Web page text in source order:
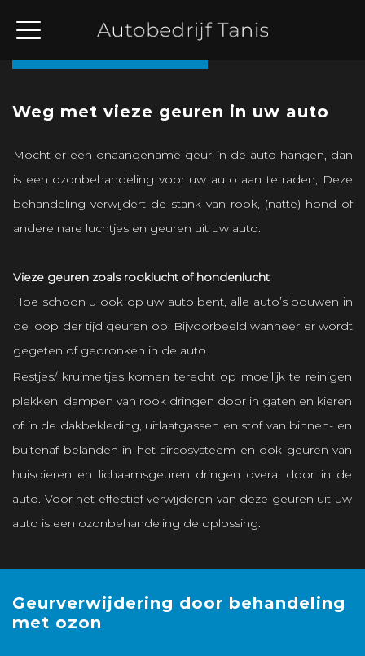
Weg met vieze geuren in uw auto
Mocht er een onaangename geur in de auto hangen, dan
is een ozonbehandeling voor uw auto aan te raden, Deze
behandeling verwijdert de stank van rook, (natte) hond of
andere nare luchtjes en geuren uit uw auto.
Vieze geuren zoals rooklucht of hondenlucht
Hoe schoon u ook op uw auto bent, alle auto’s bouwen in
de loop der tijd geuren op. Bijvoorbeeld wanneer er wordt
gegeten of gedronken in de auto.
Restjes/ kruimeltjes komen terecht op moeilijk te reinigen
plekken, dampen van rook dringen door in gaten en kieren
of in de dakbekleding, uitlaatgassen en stof van binnen- en
buitenaf belanden in het aircosysteem en ook geuren van
huisdieren en lichaamsgeuren dringen overal door in de
auto. Voor het effectief verwijderen van deze geuren uit uw
auto is een ozonbehandeling de oplossing.
Geurverwijdering door behandeling
met ozon